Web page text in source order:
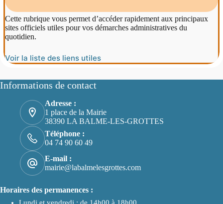
Cette rubrique vous permet d’accéder rapidement aux principaux
sites officiels utiles pour vos démarches administratives du
quotidien.
Voir la liste des liens utiles
Informations de contact
Adresse :
1 place de la Mairie
38390 LA BALME-LES-GROTTES
Téléphone :
04 74 90 60 49
E-mail :
mairie@labalmelesgrottes.com
Horaires des permanences :